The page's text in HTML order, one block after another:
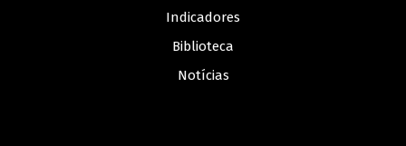
Indicadores
Biblioteca
Notícias